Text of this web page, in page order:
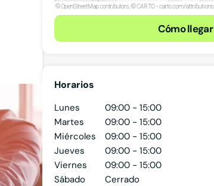
Cómo llegar
Horarios
Lunes
09:00 - 15:00
Martes
09:00 - 15:00
Miércoles
09:00 - 15:00
Jueves
09:00 - 15:00
Viernes
09:00 - 15:00
Sábado
Cerrado